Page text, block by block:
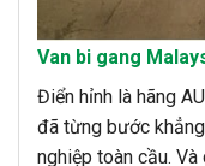
Van bi gang
Điển hỉnh là hãng
đã từng bước
nghiệp toàn cầu.